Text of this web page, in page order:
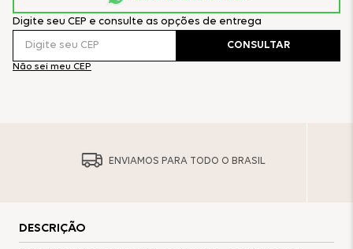
Digite seu CEP e consulte as opções de entrega
Não sei meu CEP
CONSULTAR
ENVIAMOS PARA TODO O BRASIL
DESCRIÇÃO